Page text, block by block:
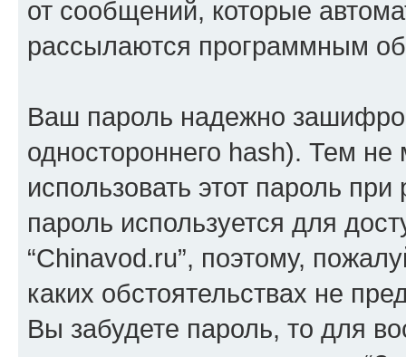
от сообщений, которые
рассылаются программным
Ваш пароль надежно
одностороннего hash). Тем
использовать этот пароль
пароль используется для
“Chinavod.ru”, поэтому,
каких обстоятельствах не
Вы забудете пароль, то для